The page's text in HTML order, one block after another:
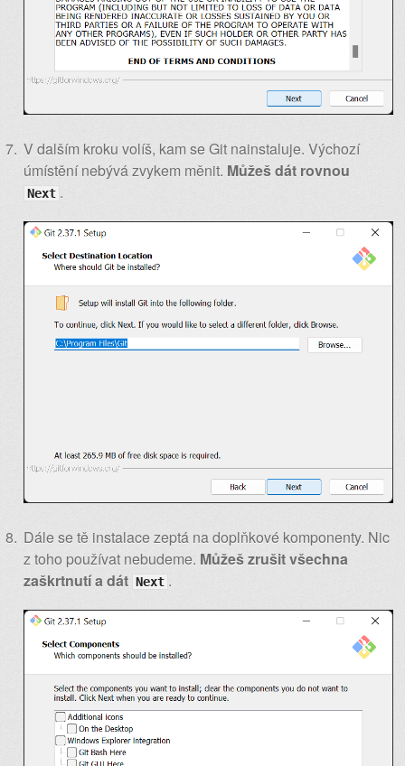
V dalším kroku volíš, kam se Git nainstaluje. Výchozí
úmístění nebývá zvykem měnit. Můžeš dát rovnou
Next .
Dále se tě instalace zeptá na doplňkové komponenty. Nic
z toho používat nebudeme. Můžeš zrušit všechna
zaškrtnutí a dát Next .